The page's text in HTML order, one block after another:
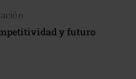
y futuro